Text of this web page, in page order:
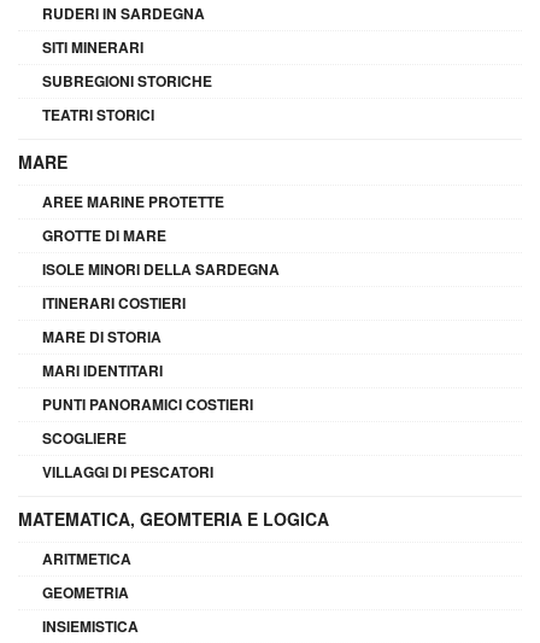
RUDERI IN SARDEGNA
SITI MINERARI
SUBREGIONI STORICHE
TEATRI STORICI
MARE
AREE MARINE PROTETTE
GROTTE DI MARE
ISOLE MINORI DELLA SARDEGNA
ITINERARI COSTIERI
MARE DI STORIA
MARI IDENTITARI
PUNTI PANORAMICI COSTIERI
SCOGLIERE
VILLAGGI DI PESCATORI
MATEMATICA, GEOMTERIA E LOGICA
ARITMETICA
GEOMETRIA
INSIEMISTICA